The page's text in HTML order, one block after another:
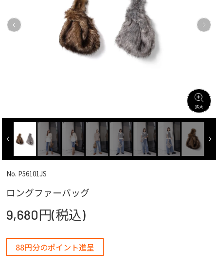
No. P56101JS
ロングファーバッグ
9,680円(税込)
88円分のポイント進呈